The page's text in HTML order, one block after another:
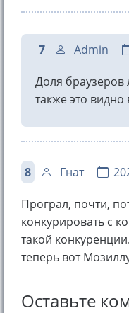
7 Admin
Доля браузеров
также это видно
8 Гнат
Програл, почти,
конкурировать с
такой
теперь вот
Оставьте